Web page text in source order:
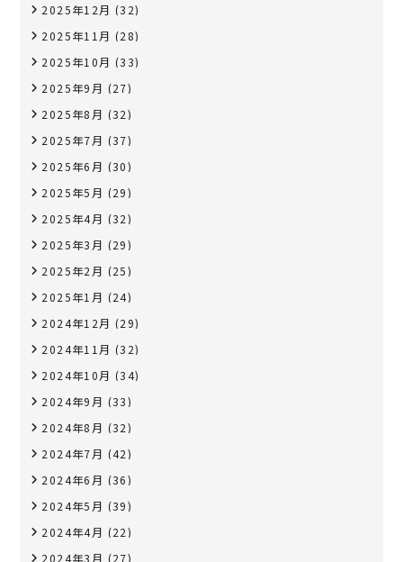
2025年12月 (32)
2025年11月 (28)
2025年10月 (33)
2025年9月 (27)
2025年8月 (32)
2025年7月 (37)
2025年6月 (30)
2025年5月 (29)
2025年4月 (32)
2025年3月 (29)
2025年2月 (25)
2025年1月 (24)
2024年12月 (29)
2024年11月 (32)
2024年10月 (34)
2024年9月 (33)
2024年8月 (32)
2024年7月 (42)
2024年6月 (36)
2024年5月 (39)
2024年4月 (22)
2024年3月 (27)